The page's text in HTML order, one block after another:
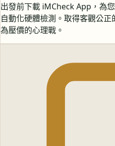
出發前下載 iMCheck App，為
自動化硬體檢測。取得客觀公
為壓價的心理戰。